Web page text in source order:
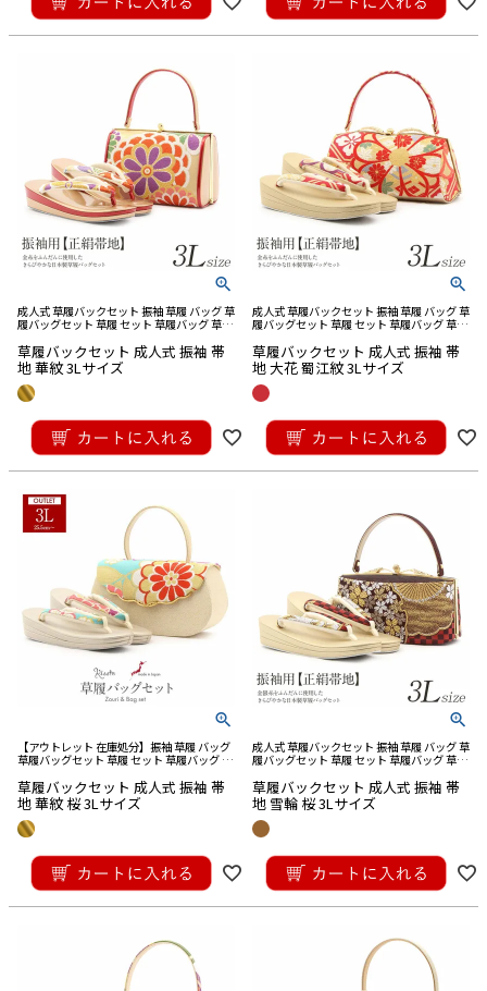
成人式 草履バックセット 振袖 草履 バッグ 草
履バッグセット 草履 セット 草履バッグ 草履
ト バック草履 成人式草履バック
草履バックセット 成人式 振袖 帯
地 華紋 3Lサイズ
33,000税込
成人式 草履バックセット 振袖 草履 バッグ 草
履バッグセット 草履 セット 草履バッグ 草履
ト バック草履 成人式草履バック
草履バックセット 成人式 振袖 帯
地 大花 蜀江紋 3Lサイズ
33,000税込
【アウトレット 在庫処分】振袖 草履 バッグ
草履バッグセット 草履 セット 草履バッグ 草
ット バック草履 成人式草履バック
草履バックセット 成人式 振袖 帯
地 華紋 桜 3Lサイズ
33,000税込
成人式 草履バックセット 振袖 草履 バッグ 草
履バッグセット 草履 セット 草履バッグ 草履
ト バック草履 成人式草履バック
草履バックセット 成人式 振袖 帯
地 雪輪 桜 3Lサイズ
33,000税込